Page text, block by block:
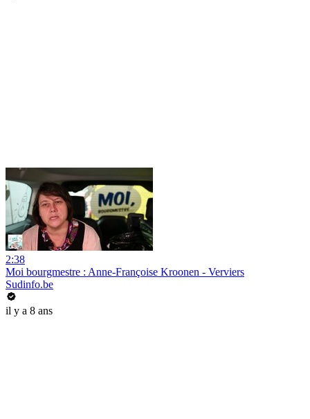
2:38
Moi bourgmestre : Anne-Françoise Kroonen - Verviers
Sudinfo.be
il y a 8 ans